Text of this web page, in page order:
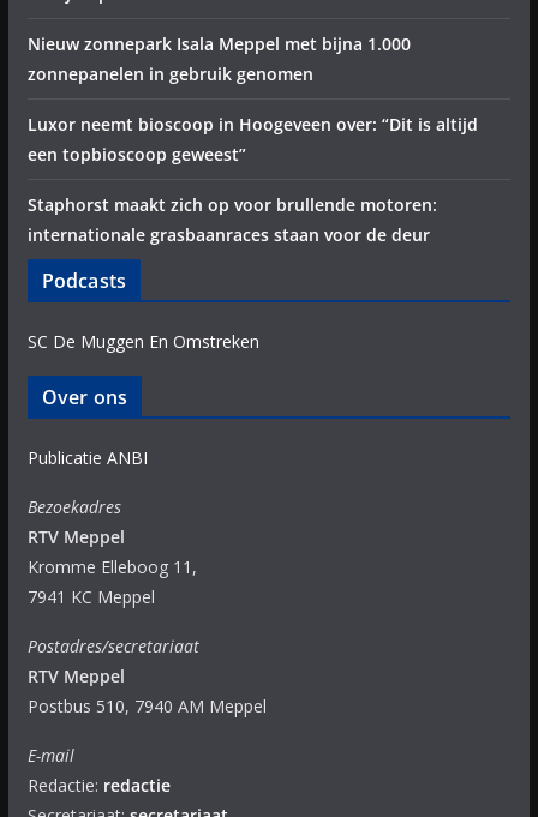
Nieuw zonnepark Isala Meppel met bijna 1.000
zonnepanelen in gebruik genomen
Luxor neemt bioscoop in Hoogeveen over: “Dit is altijd
een topbioscoop geweest”
Staphorst maakt zich op voor brullende motoren:
internationale grasbaanraces staan voor de deur
Podcasts
SC De Muggen En Omstreken
Over ons
Publicatie ANBI
Bezoekadres
RTV Meppel
Kromme Elleboog 11,
7941 KC Meppel
Postadres/secretariaat
RTV Meppel
Postbus 510, 7940 AM Meppel
E-mail
Redactie: redactie